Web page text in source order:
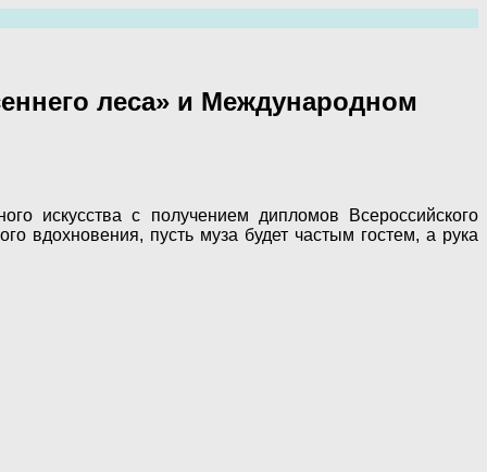
леса» и Международном
искусства с получением дипломов Всероссийского
вдохновения, пусть муза будет частым гостем, а рука